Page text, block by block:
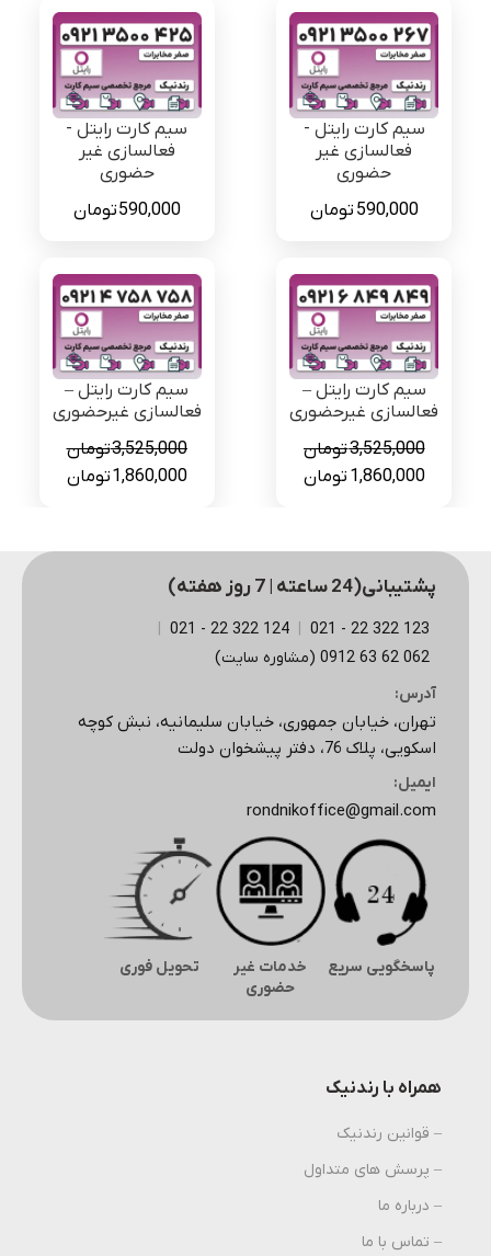
سیم کارت رایتل -
فعالسازی غیر
حضوری
590,000 تومان
سیم کارت رایتل -
فعالسازی غیر
حضوری
590,000تومان
سیم کارت رایتل –
فعالسازی غیرحضوری
3,525,000تومان
قیمت
بود.
1,860,000 تومانقیمت
است.
سیم کارت رایتل –
فعالسازی غیرحضوری
3,525,000تومان
قیمت
بود.
1,860,000تومانقیمت
است.
پشتیبانی(24 ساعته | 7 روز هفته)
123 322 22 - 021
124 322 22 - 021
062 62 63 0912 (مشاوره سایت)
آدرس:
تهران، خیابان جمهوری، خیابان سلیمانیه، نبش کوچه
اسکویی، پلاک 76، دفتر پیشخوان دولت
ایمیل:
rondnikoffice@gmail.com
پاسخگویی سریع
خدمات غیر
حضوری
تحویل فوری
همراه با رندنیک
– قوانین رندنیک
– پرسش های متداول
– درباره ما
– تماس با ما